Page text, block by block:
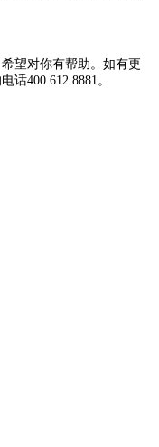
望对你有帮助。如有更
话400 612 8881。